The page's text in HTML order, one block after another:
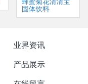
固体饮料
业界资讯
产品展示